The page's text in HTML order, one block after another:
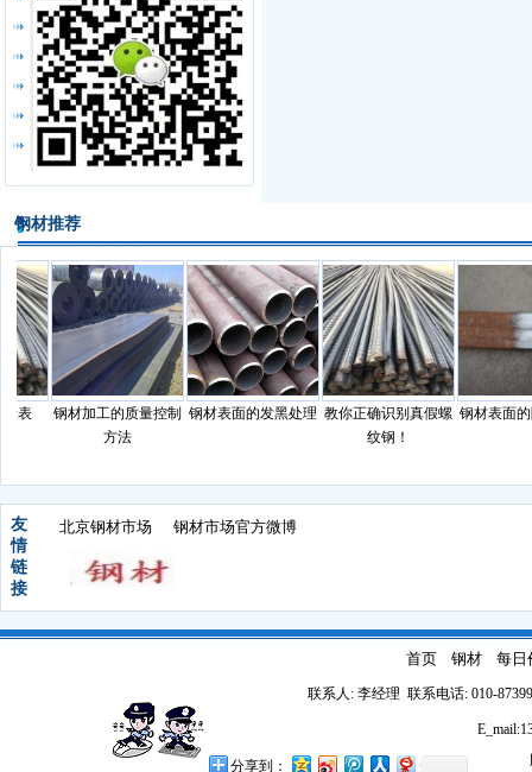
钢材推荐
表
钢材加工的质量控制
方法
钢材表面的发黑处理 教你正确识别真假螺
纹钢！
钢材表面的
友
情
链
接
北京钢材市场 钢材市场官方微博
首页 钢材 每日
联系人: 李经理 联系电话: 010-
分享到：